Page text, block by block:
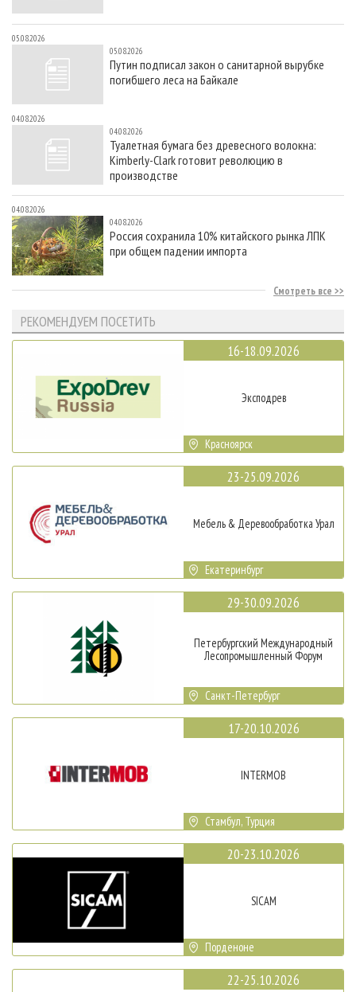
05.08.2026
05.08.2026
Путин подписал закон о санитарной вырубке
погибшего леса на Байкале
04.08.2026
04.08.2026
Туалетная бумага без древесного волокна:
Kimberly-Clark готовит революцию в
производстве
04.08.2026
04.08.2026
Россия сохранила 10% китайского рынка ЛПК
при общем падении импорта
Смотреть все
РЕКОМЕНДУЕМ ПОСЕТИТЬ
16-18.09.2026
Эксподрев
Красноярск
23-25.09.2026
Мебель & Деревообработка Урал
Екатеринбург
29-30.09.2026
Петербургский Международный
Лесопромышленный Форум
Санкт-Петербург
17-20.10.2026
INTERMOB
Стамбул, Турция
20-23.10.2026
SICAM
Порденоне
22-25.10.2026